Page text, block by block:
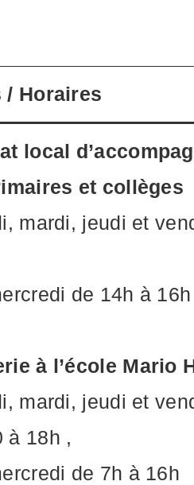
/ Horaires
local
et collèges
mardi, jeudi et
de 14h à 16h
à l’école Mario
mardi, jeudi et
à 18h ,
de 7h à 16h